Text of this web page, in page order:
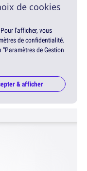
de cookies
l'afficher, vous
de confidentialité.
de Gestion
& afficher